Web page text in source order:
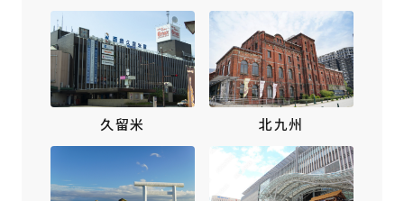
久留米 北九州